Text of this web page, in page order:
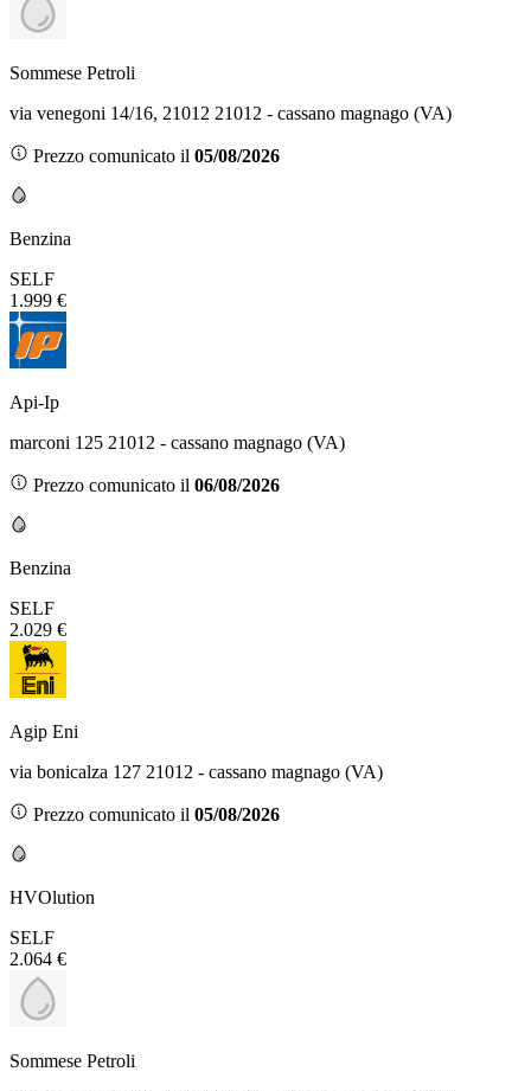
Sommese Petroli
via venegoni 14/16, 21012 21012 - cassano magnago (VA)
Prezzo comunicato il 05/08/2026
Benzina
SELF
1.999 €
Api-Ip
marconi 125 21012 - cassano magnago (VA)
Prezzo comunicato il 06/08/2026
Benzina
SELF
2.029 €
Agip Eni
via bonicalza 127 21012 - cassano magnago (VA)
Prezzo comunicato il 05/08/2026
HVOlution
SELF
2.064 €
Sommese Petroli